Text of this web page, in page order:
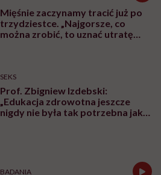
Mięśnie zaczynamy tracić już po
trzydziestce. „Najgorsze, co
można zrobić, to uznać utratę
SEKS
Prof. Zbigniew Izdebski:
„Edukacja zdrowotna jeszcze
nigdy nie była tak potrzebna jak
BADANIA